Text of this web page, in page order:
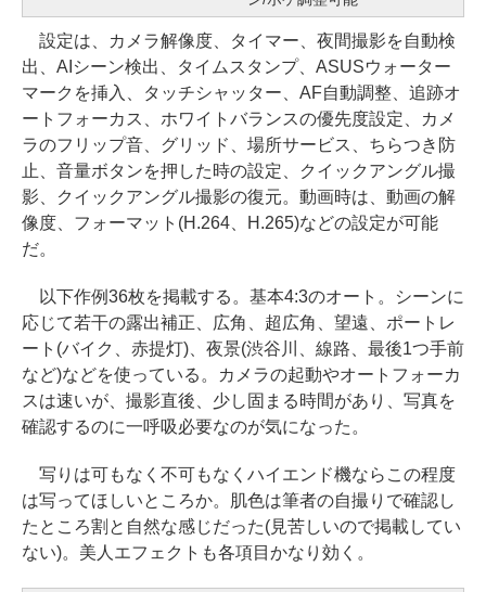
設定は、カメラ解像度、タイマー、夜間撮影を自動検
出、AIシーン検出、タイムスタンプ、ASUSウォーター
マークを挿入、タッチシャッター、AF自動調整、追跡オ
ートフォーカス、ホワイトバランスの優先度設定、カメ
ラのフリップ音、グリッド、場所サービス、ちらつき防
止、音量ボタンを押した時の設定、クイックアングル撮
影、クイックアングル撮影の復元。動画時は、動画の解
像度、フォーマット(H.264、H.265)などの設定が可能
だ。
以下作例36枚を掲載する。基本4:3のオート。シーンに
応じて若干の露出補正、広角、超広角、望遠、ポートレ
ート(バイク、赤提灯)、夜景(渋谷川、線路、最後1つ手前
など)などを使っている。カメラの起動やオートフォーカ
スは速いが、撮影直後、少し固まる時間があり、写真を
確認するのに一呼吸必要なのが気になった。
写りは可もなく不可もなくハイエンド機ならこの程度
は写ってほしいところか。肌色は筆者の自撮りで確認し
たところ割と自然な感じだった(見苦しいので掲載してい
ない)。美人エフェクトも各項目かなり効く。